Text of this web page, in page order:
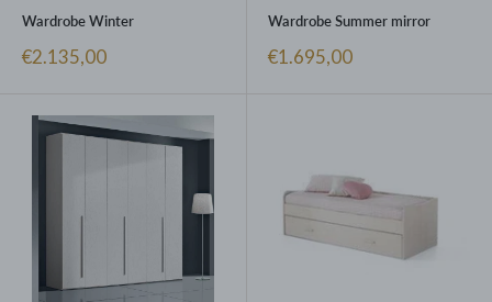
Wardrobe Winter
Prezzo
€2.135,00
Wardrobe Summer mirror
Prezzo
€1.695,00